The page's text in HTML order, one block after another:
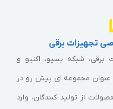
تجهیزات برقی
شبکه پسیو، اکتیو و
عنوان مجموعه ای پیش رو در
از تولید کنندگان، وارد